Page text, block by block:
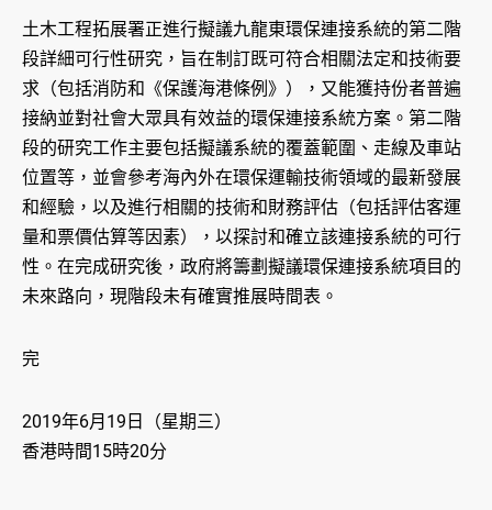
土木工程拓展署正進行擬議九龍東環保連接系統的第二階
段詳細可行性研究，旨在制訂既可符合相關法定和技術要
求（包括消防和《保護海港條例》），又能獲持份者普遍
接納並對社會大眾具有效益的環保連接系統方案。第二階
段的研究工作主要包括擬議系統的覆蓋範圍、走線及車站
位置等，並會參考海內外在環保運輸技術領域的最新發展
和經驗，以及進行相關的技術和財務評估（包括評估客運
量和票價估算等因素），以探討和確立該連接系統的可行
性。在完成研究後，政府將籌劃擬議環保連接系統項目的
未來路向，現階段未有確實推展時間表。
完
2019年6月19日（星期三）
香港時間15時20分